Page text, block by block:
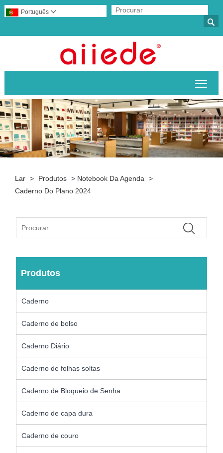

Português 
Lar > Produtos > Notebook Da Agenda
>
Caderno Do Plano 2024
Produtos
Caderno
Caderno de bolso
Caderno Diário
Caderno de folhas soltas
Caderno de Bloqueio de Senha
Caderno de capa dura
Caderno de couro